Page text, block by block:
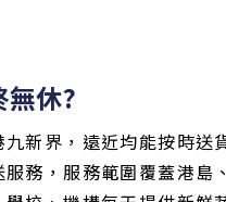
無休?
新界，遠近均能按時送
務，服務範圍覆蓋港島